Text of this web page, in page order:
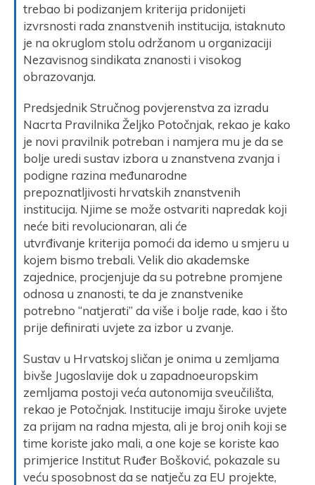
trebao bi podizanjem kriterija pridonijeti
izvrsnosti rada znanstvenih institucija, istaknuto
je na okruglom stolu održanom u organizaciji
Nezavisnog sindikata znanosti i visokog
obrazovanja.
Predsjednik Stručnog povjerenstva za izradu
Nacrta Pravilnika Željko Potočnjak, rekao je kako
je novi pravilnik potreban i namjera mu je da se
bolje uredi sustav izbora u znanstvena zvanja i
podigne razina međunarodne
prepoznatljivosti hrvatskih znanstvenih
institucija. Njime se može ostvariti napredak koji
neće biti revolucionaran, ali će
utvrđivanje kriterija pomoći da idemo u smjeru u
kojem bismo trebali. Velik dio akademske
zajednice, procjenjuje da su potrebne promjene
odnosa u znanosti, te da je znanstvenike
potrebno “natjerati” da više i bolje rade, kao i što
prije definirati uvjete za izbor u zvanje.
Sustav u Hrvatskoj sličan je onima u zemljama
bivše Jugoslavije dok u zapadnoeuropskim
zemljama postoji veća autonomija sveučilišta,
rekao je Potočnjak. Institucije imaju široke uvjete
za prijam na radna mjesta, ali je broj onih koji se
time koriste jako mali, a one koje se koriste kao
primjerice Institut Ruđer Bošković, pokazale su
veću sposobnost da se natječu za EU projekte,